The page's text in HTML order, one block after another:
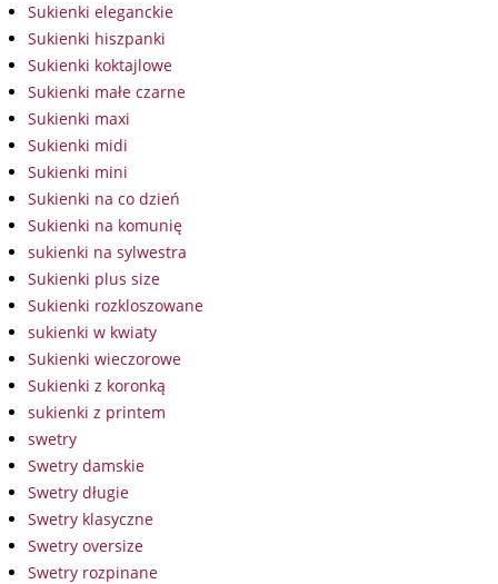
Sukienki eleganckie
Sukienki hiszpanki
Sukienki koktajlowe
Sukienki małe czarne
Sukienki maxi
Sukienki midi
Sukienki mini
Sukienki na co dzień
Sukienki na komunię
sukienki na sylwestra
Sukienki plus size
Sukienki rozkloszowane
sukienki w kwiaty
Sukienki wieczorowe
Sukienki z koronką
sukienki z printem
swetry
Swetry damskie
Swetry długie
Swetry klasyczne
Swetry oversize
Swetry rozpinane